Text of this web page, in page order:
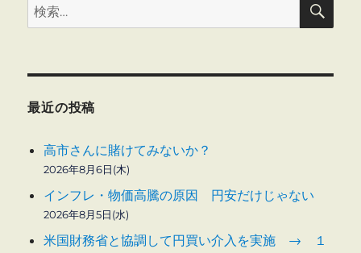
検
索:
最近の投稿
高市さんに賭けてみないか？
2026年8月6日(木)
インフレ・物価高騰の原因 円安だけじゃない
2026年8月5日(水)
米国財務省と協調して円買い介入を実施 → １